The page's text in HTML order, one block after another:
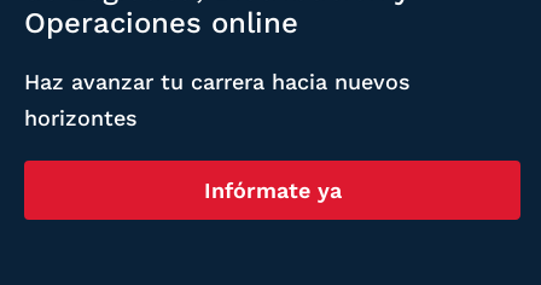
Operaciones online
Haz avanzar tu carrera hacia nuevos
horizontes
Infórmate ya